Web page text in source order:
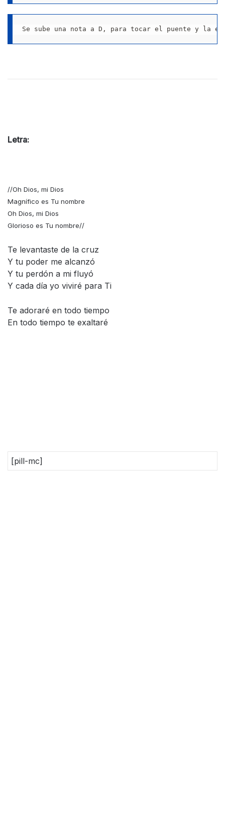
Se sube una nota a D, para tocar el puente y la
Letra:
//Oh Dios, mi Dios
Magnífico es Tu nombre
Oh Dios, mi Dios
Glorioso es Tu nombre//
Te levantaste de la cruz
Y tu poder me alcanzó
Y tu perdón a mi fluyó
Y cada día yo viviré para Ti
Te adoraré en todo tiempo
En todo tiempo te exaltaré
[pill-mc]